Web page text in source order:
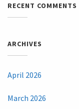
RECENT COMMENTS
ARCHIVES
April 2026
March 2026